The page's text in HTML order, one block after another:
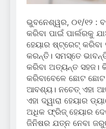
ଭୁବନେଶ୍ୱର, ୦୧/୧୨ :
କରିବା ପାଇଁ ପାର୍ଲରକୁ
ହେୟାର ଷ୍ଟ୍ରେଟ୍
କରନ୍ତି। ସମସ୍ତେ
କରିବା ଅତ୍ୟନ୍ତ ସହଜ।
କରିବାବେଳେ ଛୋଟ
ଆବଶ୍ୟ। ନଚେତ୍ ଏହା
ଏହା ଦ୍ୱାରା ହେୟାର
ଅଧିକ ଫ୍ରିଜ୍ ହେୟାର
ଜିନିଷର ଯତ୍ନ ନେବା